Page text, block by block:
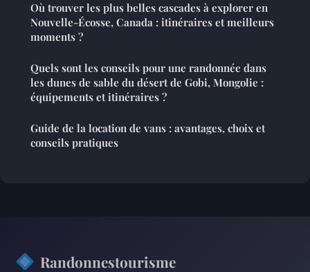
Où trouver les plus belles cascades à explorer en
Nouvelle-Écosse, Canada : itinéraires et meilleurs
moments ?
Quels sont les conseils pour une randonnée dans
les dunes de sable du désert de Gobi, Mongolie :
équipements et itinéraires ?
Guide de la location de vans : avantages, choix et
conseils pratiques
Randonnestourisme